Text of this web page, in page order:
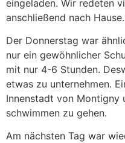
eingeladen. Wir redeten
anschließend nach Hause.
Der Donnerstag war
nur ein gewöhnlicher
mit nur 4-6 Stunden.
etwas zu unternehmen.
Innenstadt von Montigny
schwimmen zu gehen.
Am nächsten Tag war